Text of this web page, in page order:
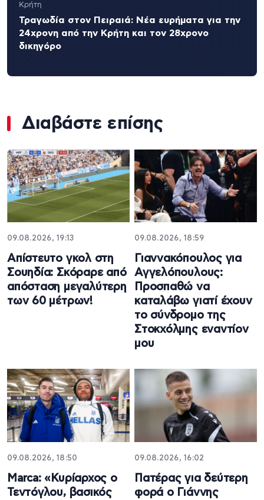
Κρήτη
Τραγωδία στον Πειραιά: Νέα ευρήματα για την
24χρονη από την Κρήτη και τον 28χρονο
δικηγόρο
Διαβάστε επίσης
09.08.2026, 19:13
Απίστευτο γκολ στη
Σουηδία: Σκόραρε από
απόσταση μεγαλύτερη
των 60 μέτρων!
09.08.2026, 18:59
Γιαννακόπουλος για
Αγγελόπουλους:
Προσπαθώ να
καταλάβω γιατί έχουν
το σύνδρομο της
Στοκχόλμης εναντίον
μου
09.08.2026, 18:50
Marca: «Κυρίαρχος ο
Τεντόγλου, βασικός
09.08.2026, 16:02
Πατέρας για δεύτερη
φορά ο Γιάννης